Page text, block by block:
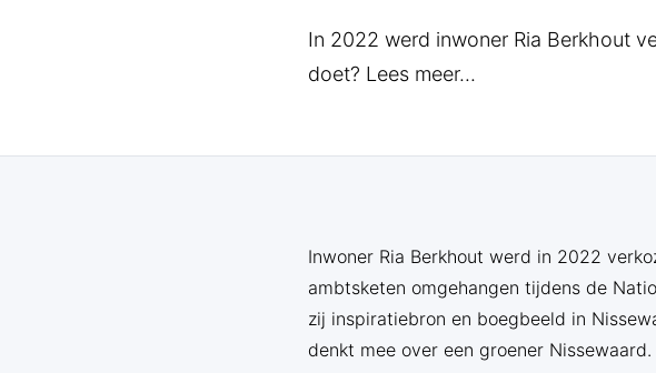
In 2022 werd inwoner Ria Berkhout
doet? Lees meer...
Inwoner Ria Berkhout werd in 2022
ambtsketen omgehangen tijdens de
zij inspiratiebron en boegbeeld in
denkt mee over een groener Nissewaard.